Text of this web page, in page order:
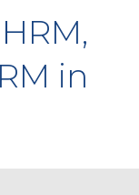
in